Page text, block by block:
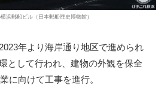
浜郵船ビル（日本郵船歴史博物館）
年より海岸通り地区で進められ
として行われ、建物の外観を保全
に向けて工事を進行。